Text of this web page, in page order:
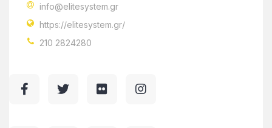
info@elitesystem.gr
https://elitesystem.gr/
210 2824280